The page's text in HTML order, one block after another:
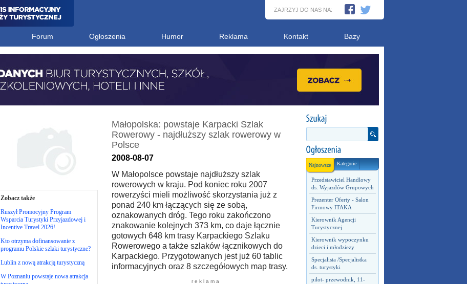
ZAJRZYJ DO NAS NA:
Forum Ogłoszenia Humor Reklama Kontakt Bazy
Najnowsze Kategorie
Przedstawiciel Handlowy
ds. Wyjazdów Grupowych
Prezenter Oferty - Salon
Firmowy ITAKA
Kierownik Agencji
Turystycznej
Kierownik wypoczynku
dzieci i młodzieży
Specjalista /Specjalistka
ds. turystyki
pilot- przewodnik, 11-
Zobacz także
Ruszył Promocyjny Program
Wsparcia Turystyki Przyjazdowej i
Incentive Travel 2026!
Kto otrzyma dofinansowanie z
programu Polskie szlaki turystyczne?
Lublin z nową atrakcją turystyczną
W Poznaniu powstaje nowa atrakcja
Małopolska: powstaje Karpacki Szlak
Rowerowy - najdłuższy szlak rowerowy w
Polsce
2008-08-07
W Małopolsce powstaje najdłuższy szlak
rowerowych w kraju. Pod koniec roku 2007
rowerzyści mieli możliwość skorzystania już z
ponad 240 km łączących się ze sobą,
oznakowanych dróg. Tego roku zakończono
znakowanie kolejnych 373 km, co daje łącznie
gotowych 648 km trasy Karpackiego Szlaku
Rowerowego a także szlaków łącznikowych do
Karpackiego. Przygotowanych jest już 60 tablic
informacyjnych oraz 8 szczegółowych map trasy.
r e k l a m a